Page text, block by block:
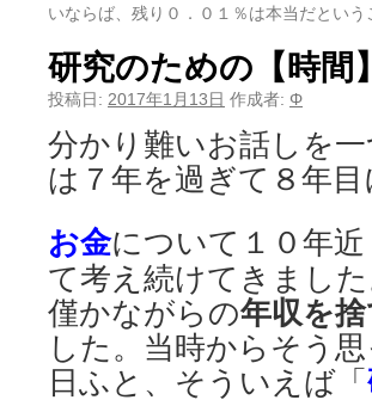
いならば、残り０．０１％は本当だという
研究のための【時間
投稿日: 2017年1月13日 作成者: Φ
分かり難いお話しを
は７年を過ぎて８年
お金について１０年近
て考え続けてきまし
僅かながらの年収を捨
した。当時からそ
日ふと、そういえば「